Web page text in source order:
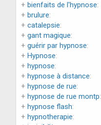
+ bienfaits de l'hypnose
+ brulure
+ catalepsie
+ gant magique
+ guérir par hypnose
+ Hypnose
+ hypnose
+ hypnose à distance
+ hypnose de rue
+ hypnose de rue montp
+ hypnose flash
+ hypnotherapie